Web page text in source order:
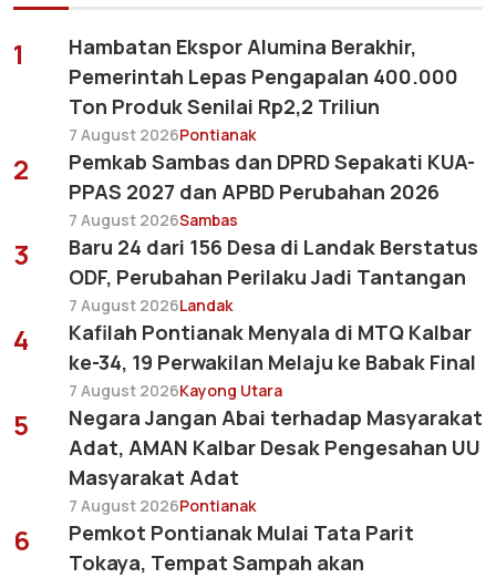
1
Hambatan Ekspor Alumina Berakhir,
Pemerintah Lepas Pengapalan 400.000
Ton Produk Senilai Rp2,2 Triliun
7 August 2026Pontianak
2
Pemkab Sambas dan DPRD Sepakati KUA-
PPAS 2027 dan APBD Perubahan 2026
7 August 2026Sambas
3
Baru 24 dari 156 Desa di Landak Berstatus
ODF, Perubahan Perilaku Jadi Tantangan
7 August 2026Landak
4
Kafilah Pontianak Menyala di MTQ Kalbar
ke-34, 19 Perwakilan Melaju ke Babak Final
7 August 2026Kayong Utara
5
Negara Jangan Abai terhadap Masyarakat
Adat, AMAN Kalbar Desak Pengesahan UU
Masyarakat Adat
7 August 2026Pontianak
6
Pemkot Pontianak Mulai Tata Parit
Tokaya, Tempat Sampah akan